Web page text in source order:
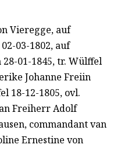
Vieregge, auf
03-1802, auf
28-01-1845, tr. Wülffel
Johanne Freiin
18-12-1805, ovl.
Freiherr Adolf
commandant van
Ernestine von